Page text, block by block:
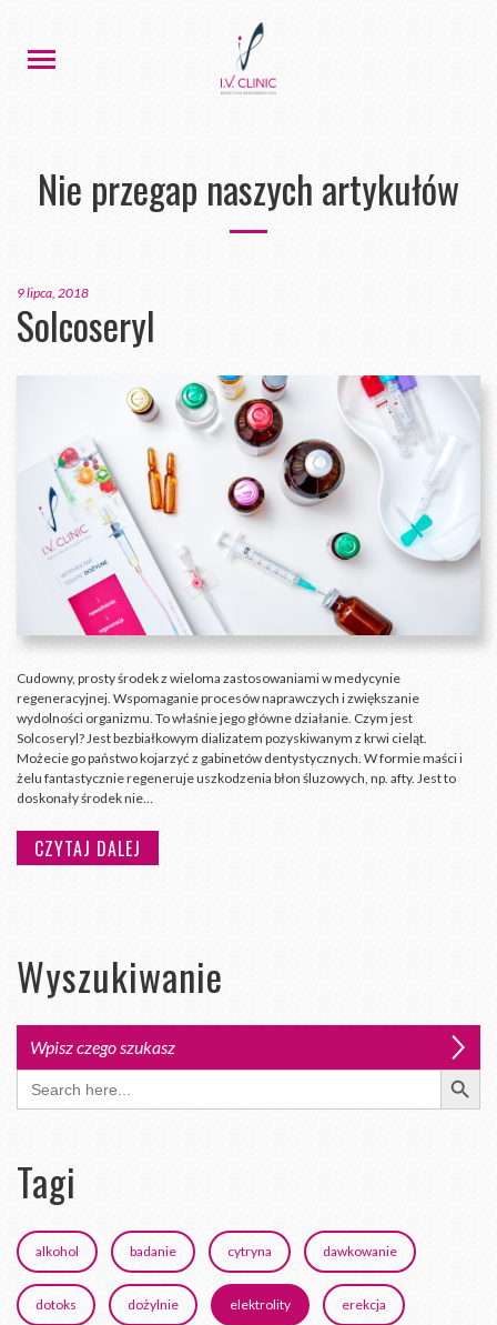
Nie przegap naszych artykułów
9 lipca, 2018
Solcoseryl
Cudowny, prosty środek z wieloma zastosowaniami w medycynie
regeneracyjnej. Wspomaganie procesów naprawczych i zwiększanie
wydolności organizmu. To właśnie jego główne działanie. Czym jest
Solcoseryl? Jest bezbiałkowym dializatem pozyskiwanym z krwi cieląt.
Możecie go państwo kojarzyć z gabinetów dentystycznych. W formie maści i
żelu fantastycznie regeneruje uszkodzenia błon śluzowych, np. afty. Jest to
doskonały środek nie…
CZYTAJ DALEJ
Wyszukiwanie
Search
for:
Search Button
Tagi
alkohol badanie cytryna dawkowanie
dotoks dożylnie elektrolity erekcja